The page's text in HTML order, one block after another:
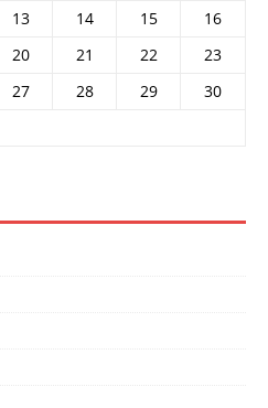
13 14 15
16
20 21 22
23
27 28 29
30